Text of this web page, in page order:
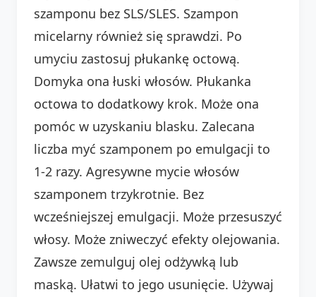
szamponu bez SLS/SLES. Szampon
micelarny również się sprawdzi. Po
umyciu zastosuj płukankę octową.
Domyka ona łuski włosów. Płukanka
octowa to dodatkowy krok. Może ona
pomóc w uzyskaniu blasku. Zalecana
liczba myć szamponem po emulgacji to
1-2 razy. Agresywne mycie włosów
szamponem trzykrotnie. Bez
wcześniejszej emulgacji. Może przesuszyć
włosy. Może zniweczyć efekty olejowania.
Zawsze zemulguj olej odżywką lub
maską. Ułatwi to jego usunięcie. Używaj